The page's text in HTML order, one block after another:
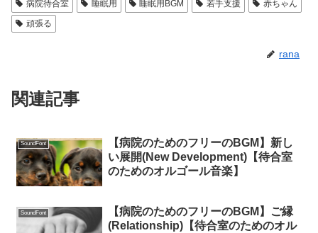
病院待合室
睡眠用 睡眠用BGM 若手支援
赤ちゃん
頑張る
rana
関連記事
SoundFont
【病院のためのフリーのBGM】新し
い展開(New Development)【待合室
のためのオルゴール音楽】
SoundFont
【病院のためのフリーのBGM】ご縁
(Relationship)【待合室のためのオル